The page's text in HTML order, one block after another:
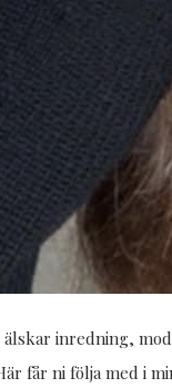
älskar inredning,
får ni följa med i